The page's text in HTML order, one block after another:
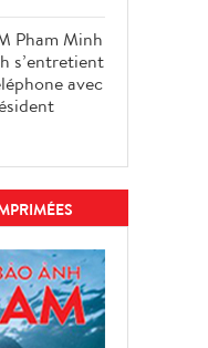
Pham Minh
s’entretient
avec